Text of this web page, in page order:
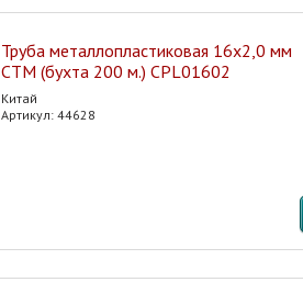
Труба металлопластиковая 16х2,0 мм
CTM (бухта 200 м.) CPL01602
Китай
Артикул: 44628